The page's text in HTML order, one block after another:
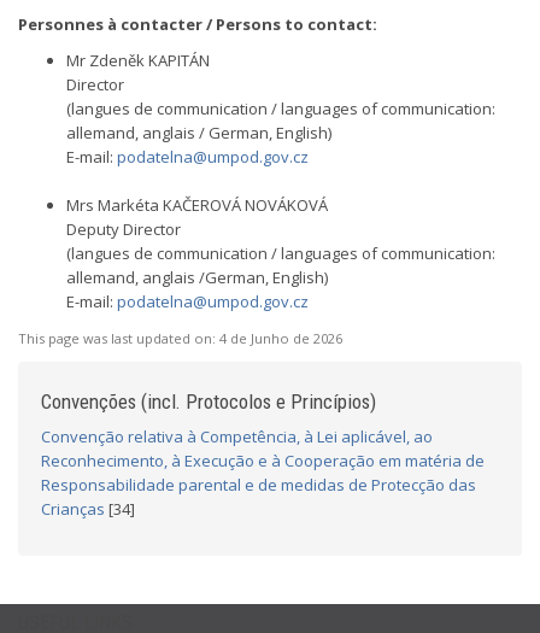
Personnes à contacter / Persons to contact:
Mr Zdeněk KAPITÁN
Director
(langues de communication / languages of communication:
allemand, anglais / German, English)
E-mail: podatelna@umpod.gov.cz
Mrs Markéta KAČEROVÁ NOVÁKOVÁ
Deputy Director
(langues de communication / languages of communication:
allemand, anglais /German, English)
E-mail: podatelna@umpod.gov.cz
This page was last updated on: 4 de Junho de 2026
Convenções (incl. Protocolos e Princípios)
Convenção relativa à Competência, à Lei aplicável, ao
Reconhecimento, à Execução e à Cooperação em matéria de
Responsabilidade parental e de medidas de Protecção das
Crianças [34]